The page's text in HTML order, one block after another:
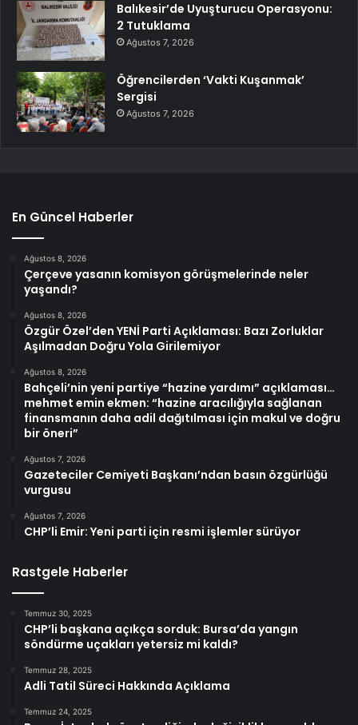
Balıkesir’de Uyuşturucu Operasyonu:
2 Tutuklama
Ağustos 7, 2026
Öğrencilerden ‘Vakti Kuşanmak’
Sergisi
Ağustos 7, 2026
En Güncel Haberler
Ağustos 8, 2026
Çerçeve yasanın komisyon görüşmelerinde neler
yaşandı?
Ağustos 8, 2026
Özgür Özel’den YENİ Parti Açıklaması: Bazı Zorluklar
Aşılmadan Doğru Yola Girilemiyor
Ağustos 8, 2026
Bahçeli’nin yeni partiye “hazine yardımı” açıklaması…
mehmet emin ekmen: “hazine aracılığıyla sağlanan
finansmanın daha adil dağıtılması için makul ve doğru
bir öneri”
Ağustos 7, 2026
Gazeteciler Cemiyeti Başkanı’ndan basın özgürlüğü
vurgusu
Ağustos 7, 2026
CHP’li Emir: Yeni parti için resmi işlemler sürüyor
Rastgele Haberler
Temmuz 30, 2025
CHP’li başkana açıkça sorduk: Bursa’da yangın
söndürme uçakları yetersiz mi kaldı?
Temmuz 28, 2025
Adli Tatil Süreci Hakkında Açıklama
Temmuz 24, 2025